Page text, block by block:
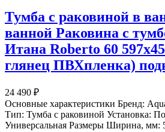
Тумба с раковиной в
ванной Раковина с
Итана Roberto 60
глянец ПВХпленка)
24 490 ₽
Основные характеристики Бренд:
Тип: Тумба с раковиной Установка:
Универсальная Размеры Ширина, мм: